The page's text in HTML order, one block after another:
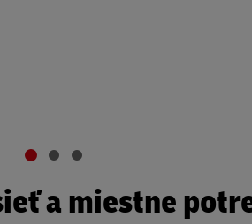
a miestne